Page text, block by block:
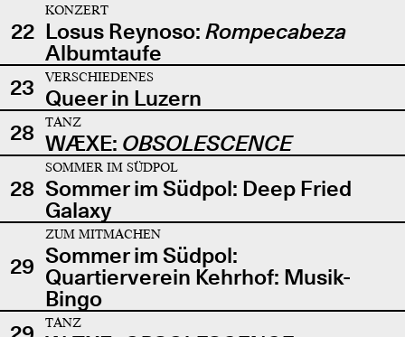
22
KONZERT
Losus Reynoso: Rompecabeza
Albumtaufe
23
VERSCHIEDENES
Queer in Luzern
28
TANZ
WÆXE: OBSOLESCENCE
28
SOMMER IM SÜDPOL
Sommer im Südpol: Deep Fried
Galaxy
29
ZUM MITMACHEN
Sommer im Südpol:
Quartierverein Kehrhof: Musik-
Bingo
TANZ